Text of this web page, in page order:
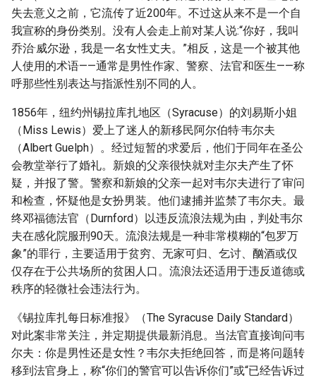
失去意义之前，它流传了近200年。不过这从来不是一个自
我宣称的身份类别。没有人会走上前对某人说:“你好，我叫
乔治·威尔逊，我是一名女性丈夫。”相反，这是一个被其他
人使用的术语——通常是男性作家、警察、法官和医生——称
呼那些性别表达与指派性别不同的人。
1856年，纽约州锡拉库扎地区（Syracuse）的刘易斯小姐
（Miss Lewis）爱上了迷人的新移民阿尔伯特·韦尔夫
（Albert Guelph）。经过短暂的求爱后，他们于同年在圣公
会教堂举行了婚礼。新娘的父亲很快就对圭尔夫产生了怀
疑，并报了警。警察和新娘的父亲一起对韦尔夫进行了审问
和检查，怀疑他是女扮男装。他们逮捕并监禁了韦尔夫。最
终邓福德法官（Durnford）以违反流浪法规为由，判处韦尔
夫在感化院服刑90天。流浪法规是一种非常模糊的“包罗万
象”的罪行，主要适用于贫穷、无家可归、乞讨、酗酒或仅
仅存在于公共场所的贫困人口。流浪法还适用于违反道德或
秩序的轻微社会违法行为。
《锡拉库扎每日标准报》（The Syracuse Daily Standard）
对此案非常关注，并定期提供最新消息。当法官直接询问韦
尔夫：你是男性还是女性？韦尔夫拒绝回答，而是将问题转
移到法官身上，称“你们的警官可以告诉你们”或“已经告诉过